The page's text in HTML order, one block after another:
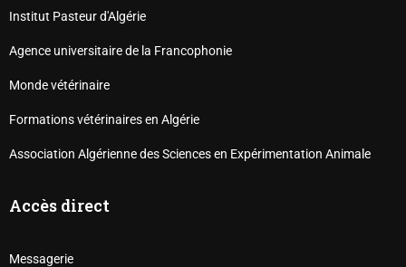
Institut Pasteur d'Algérie
Agence universitaire de la Francophonie
Monde vétérinaire
Formations vétérinaires en Algérie
Association Algérienne des Sciences en Expérimentation Animale
Accès direct
Messagerie